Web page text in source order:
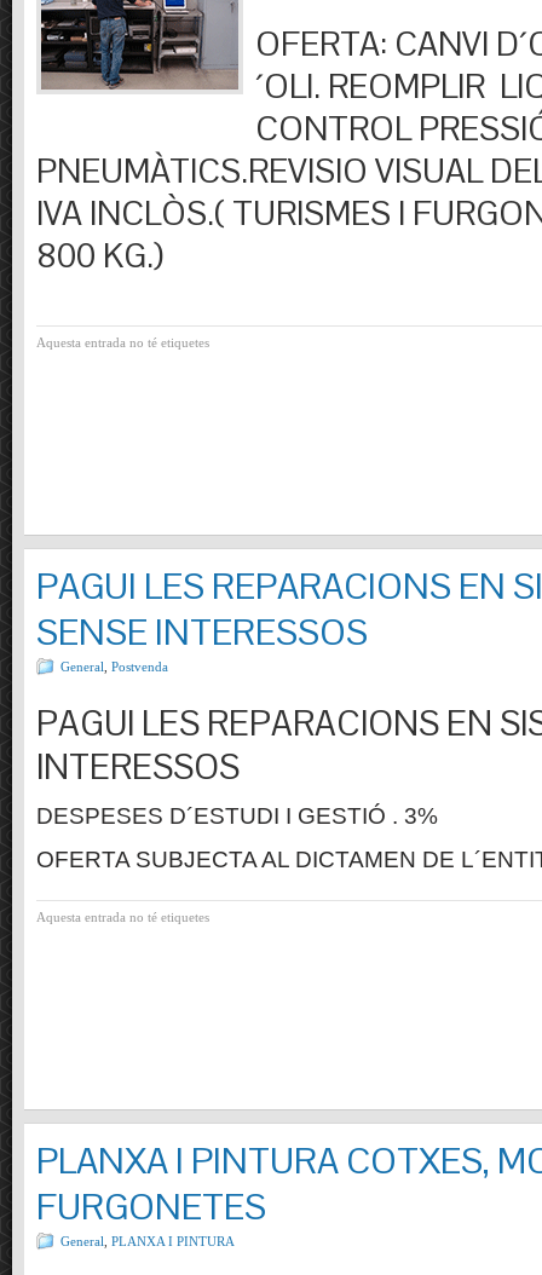
OFERTA: CANVI
´OLI. REOMPLIR
CONTROL
PNEUMÀTICS.REVISIO VISUAL
IVA INCLÒS.( TURISMES I
800 KG.)
Aquesta entrada no té etiquetes
PAGUI LES REPARACIONS EN
SENSE INTERESSOS
General Postvenda
PAGUI LES REPARACIONS EN
INTERESSOS
DESPESES D´ESTUDI I GESTIÓ . 3%
OFERTA SUBJECTA AL DICTAMEN DE
Aquesta entrada no té etiquetes
PLANXA I PINTURA COTXES,
FURGONETES
General PLANXA I PINTURA